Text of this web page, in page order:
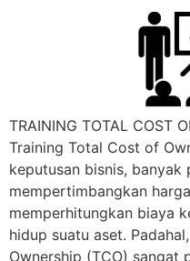
TRAINING TOTAL COST
Training Total Cost of
keputusan bisnis, banyak
mempertimbangkan
memperhitungkan biaya
hidup suatu aset.
Ownership (TCO) sangat